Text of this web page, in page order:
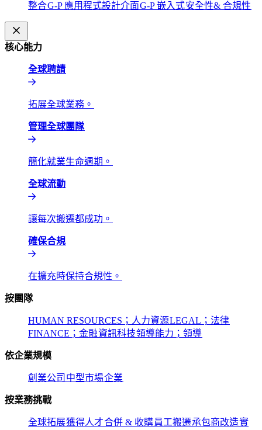
整合​​G-P 應用程式設計介面​​G-P 嵌入式​​安全性& 合規性​​
核心能力​​
全球聘請​​
拓展全球業務。​​
管理全球團隊​​
簡化就業生命週期。​​
全球流動​​
讓每次搬遷都成功。​​
確保合規​​
在擴充時保持合規性。​​
按團隊​​
HUMAN RESOURCES；人力資源​​LEGAL；法律​​
FINANCE；金融​​資訊科技​​領導能力；領導​​
依企業規模​​
創業公司​​ 中型市場​​企業​​
按業務挑戰​​
全球拓展​​獲得人才​​合併 & 收購​​員工搬遷​​承包商改造​​實